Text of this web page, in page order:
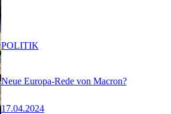
Neue Europa-Rede von Macron?
17.04.2024
POLITIK